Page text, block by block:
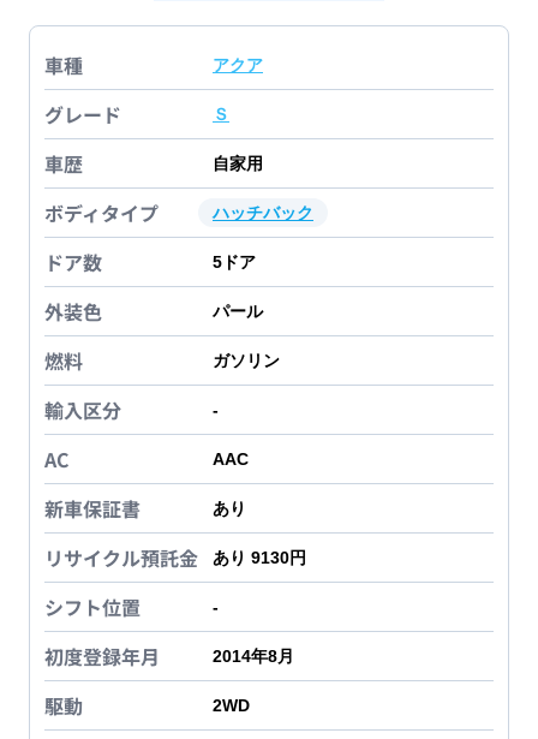
車種 アクア
グレード Ｓ
車歴 自家用
ボディタイプ ハッチバック
ドア数 5 ドア
外装色 パール
燃料 ガソリン
輸入区分 -
AC AAC
新車保証書 あり
リサイクル預託金 あり 9130円
シフト位置 -
初度登録年月 2014年8月
駆動 2WD